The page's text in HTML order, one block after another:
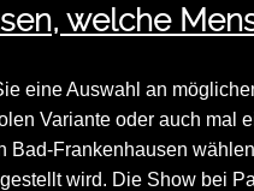
welche
eine Auswahl an
Variante oder auch mal
Bad-Frankenhausen
wird. Die Show bei